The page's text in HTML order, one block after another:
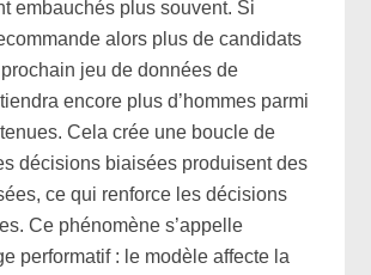
embauchés plus souvent. Si
alors plus de candidats
jeu de données de
encore plus d’hommes parmi
Cela crée une boucle de
décisions biaisées produisent des
ce qui renforce les décisions
Ce phénomène s’appelle
performatif : le modèle affecte la